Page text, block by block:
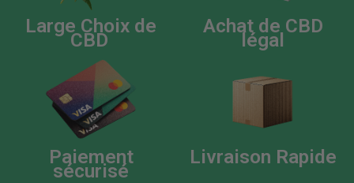
Large Choix de
CBD
Achat de CBD
légal
Paiement
sécurisé
Livraison Rapide